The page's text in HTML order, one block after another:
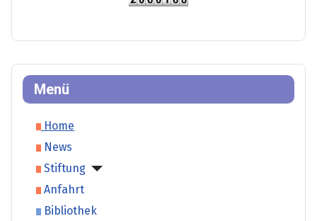
Menü
Home
News
Stiftung
Anfahrt
Bibliothek